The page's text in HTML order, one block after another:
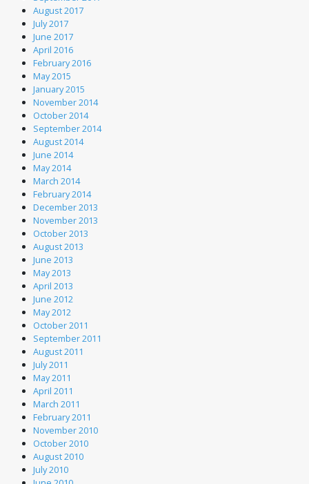
August 2017
July 2017
June 2017
April 2016
February 2016
May 2015
January 2015
November 2014
October 2014
September 2014
August 2014
June 2014
May 2014
March 2014
February 2014
December 2013
November 2013
October 2013
August 2013
June 2013
May 2013
April 2013
June 2012
May 2012
October 2011
September 2011
August 2011
July 2011
May 2011
April 2011
March 2011
February 2011
November 2010
October 2010
August 2010
July 2010